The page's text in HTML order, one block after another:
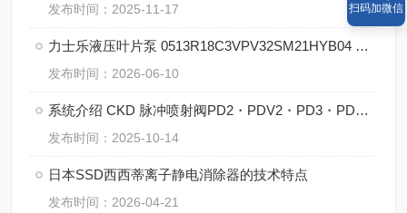
发布时间：2025-11-17
力士乐液压叶片泵 0513R18C3VPV32SM21HYB04 P1的优势
发布时间：2026-06-10
系统介绍 CKD 脉冲喷射阀PD2・PDV2・PD3・PDV3 系列
发布时间：2025-10-14
日本SSD西西蒂离子静电消除器的技术特点
发布时间：2026-04-21
扫码加微信